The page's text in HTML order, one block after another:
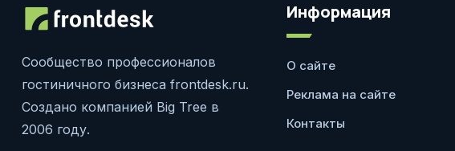
Сообщество профессионалов
гостиничного бизнеса frontdesk.ru.
Создано компанией Big Tree в
2006 году.
Информация
О сайте
Реклама на сайте
Контакты